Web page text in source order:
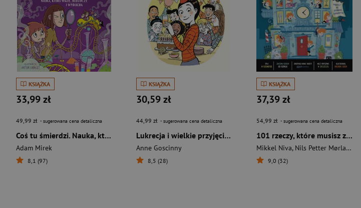
KSIĄŻKA
33,99 zł
49,99 zł - sugerowana cena detaliczna
Coś tu śmierdzi. Nauka, która wrze, bulgocze i wybucha
Adam Mirek
8,1 (97)
KSIĄŻKA
30,59 zł
44,99 zł - sugerowana cena detaliczna
Lukrecja i wielkie przyjęcie urodzinowe
Anne Goscinny
8,5 (28)
KSIĄŻKA
37,39 zł
54,99 zł - sugerowana cena detaliczna
101 rzeczy, które musisz zrobić, zanim dorośniesz
Mikkel Niva, Nils Petter Mørland
9,0 (32)